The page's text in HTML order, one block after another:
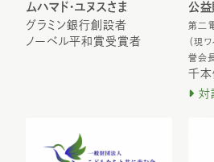
ムハマド・ユヌスさま
グラミン銀行創設者
ノーベル平和賞受賞者
公益
第二
（現
誉会
千本
対